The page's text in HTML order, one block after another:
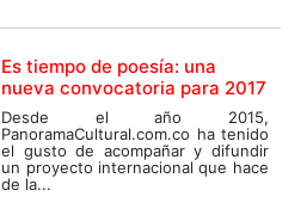
Es tiempo de poesía: una
nueva convocatoria para 2017
Desde el año 2015,
PanoramaCultural.com.co ha tenido
el gusto de acompañar y difundir
un proyecto internacional que hace
de la...